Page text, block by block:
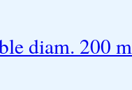
diam. 200